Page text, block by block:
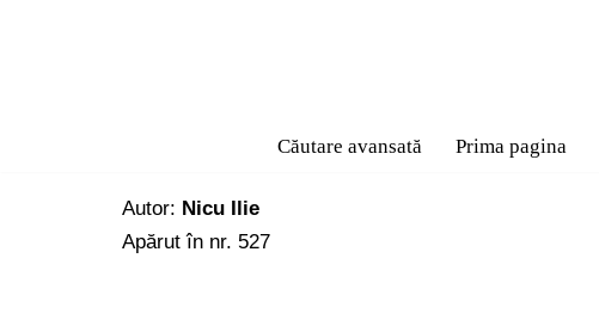
Căutare avansată Prima pagina
Autor: Nicu Ilie
Apărut în nr. 527